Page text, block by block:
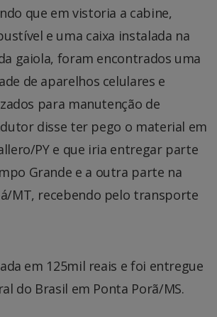
que em vistoria a cabine,
e uma caixa instalada na
gaiola, foram encontrados uma
de aparelhos celulares e
para manutenção de
disse ter pego o material em
PY e que iria entregar parte
Grande e a outra parte na
MT, recebendo pelo transporte
em 125mil reais e foi entregue
do Brasil em Ponta Porã/MS.